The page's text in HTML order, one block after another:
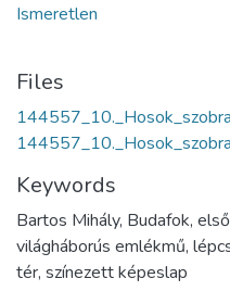
Ismeretlen
Files
Keywords
Bartos Mihály, Budafok,
világháborús emlékmű,
tér, színezett képeslap